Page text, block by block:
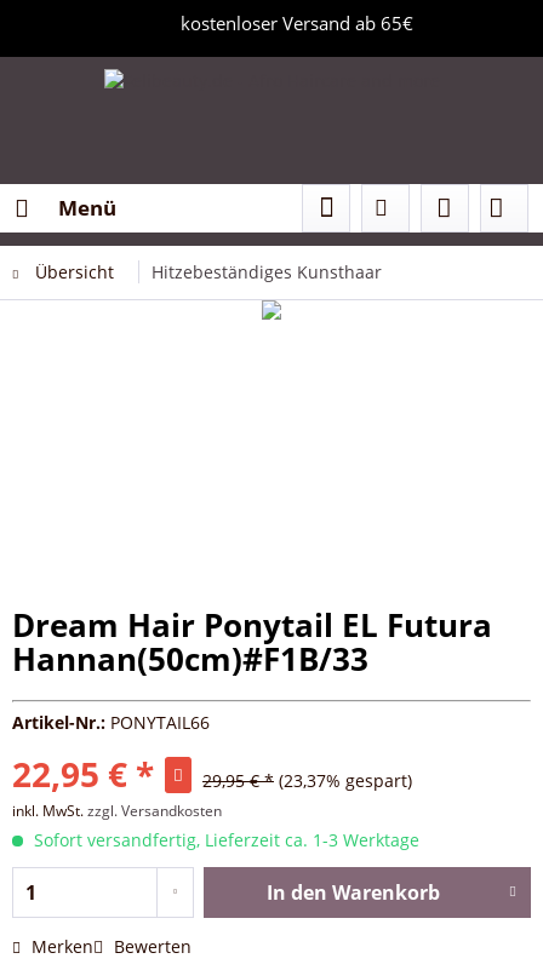
kostenloser Versand ab 65€
Menü
Übersicht Hitzebeständiges Kunsthaar
Dream Hair Ponytail EL Futura
Hannan(50cm)#F1B/33
Artikel-Nr.: PONYTAIL66
22,95 € * 29,95 € * (23,37% gespart)
inkl. MwSt.zzgl. Versandkosten
Sofort versandfertig, Lieferzeit ca. 1-3 Werktage
In den Warenkorb
Merken Bewerten